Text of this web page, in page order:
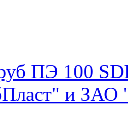
ПЭ 100
и